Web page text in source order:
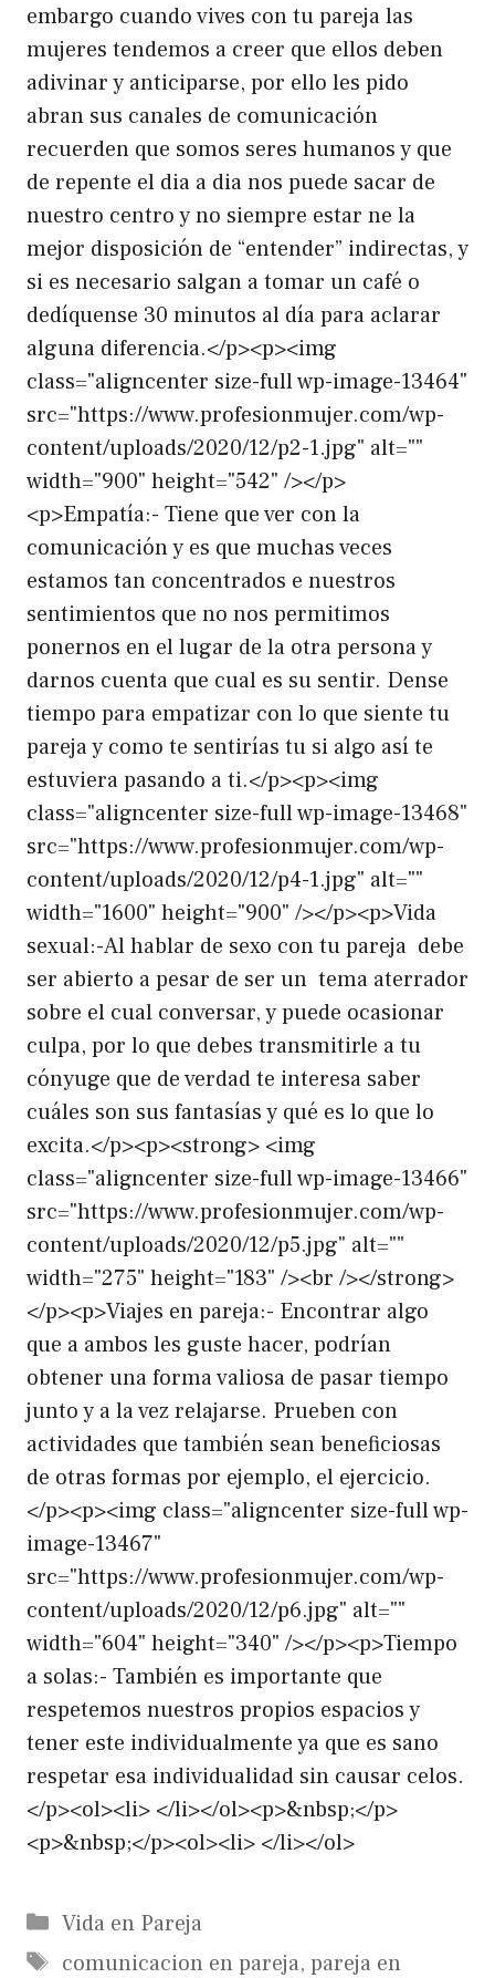
embargo cuando vives con tu pareja las
mujeres tendemos a creer que ellos deben
adivinar y anticiparse, por ello les pido
abran sus canales de comunicación
recuerden que somos seres humanos y que
de repente el dia a dia nos puede sacar de
nuestro centro y no siempre estar ne la
mejor disposición de “entender” indirectas, y
si es necesario salgan a tomar un café o
dedíquense 30 minutos al día para aclarar
alguna diferencia.</p><p><img
class="aligncenter size-full wp-image-13464"
src="https://www.profesionmujer.com/wp-
content/uploads/2020/12/p2-1.jpg" alt=""
width="900" height="542" /></p>
<p>Empatía:- Tiene que ver con la
comunicación y es que muchas veces
estamos tan concentrados e nuestros
sentimientos que no nos permitimos
ponernos en el lugar de la otra persona y
darnos cuenta que cual es su sentir. Dense
tiempo para empatizar con lo que siente tu
pareja y como te sentirías tu si algo así te
estuviera pasando a ti.</p><p><img
class="aligncenter size-full wp-image-13468"
src="https://www.profesionmujer.com/wp-
content/uploads/2020/12/p4-1.jpg" alt=""
width="1600" height="900" /></p><p>Vida
sexual:-Al hablar de sexo con tu pareja debe
ser abierto a pesar de ser un tema aterrador
sobre el cual conversar, y puede ocasionar
culpa, por lo que debes transmitirle a tu
cónyuge que de verdad te interesa saber
cuáles son sus fantasías y qué es lo que lo
excita.</p><p><strong> <img
class="aligncenter size-full wp-image-13466"
src="https://www.profesionmujer.com/wp-
content/uploads/2020/12/p5.jpg" alt=""
width="275" height="183" /><br /></strong>
</p><p>Viajes en pareja:- Encontrar algo
que a ambos les guste hacer, podrían
obtener una forma valiosa de pasar tiempo
junto y a la vez relajarse. Prueben con
actividades que también sean beneficiosas
de otras formas por ejemplo, el ejercicio.
</p><p><img class="aligncenter size-full wp-
image-13467"
src="https://www.profesionmujer.com/wp-
content/uploads/2020/12/p6.jpg" alt=""
width="604" height="340" /></p><p>Tiempo
a solas:- También es importante que
respetemos nuestros propios espacios y
tener este individualmente ya que es sano
respetar esa individualidad sin causar celos.
</p><ol><li> </li></ol><p>&nbsp;</p>
<p>&nbsp;</p><ol><li> </li></ol>
Categorías
Vida en Pareja
Etiquetas
comunicacion en pareja, pareja en